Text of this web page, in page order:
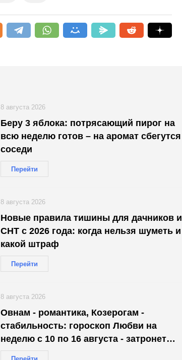
Беру 3 яблока: потрясающий пирог на
всю неделю готов – на аромат сбегутся
соседи
Перейти
8 августа 2026
Новые правила тишины для дачников и
СНТ с 2026 года: когда нельзя шуметь и
какой штраф
Перейти
8 августа 2026
Овнам - романтика, Козерогам -
стабильность: гороскоп Любви на
неделю с 10 по 16 августа - затронет
8 августа 2026